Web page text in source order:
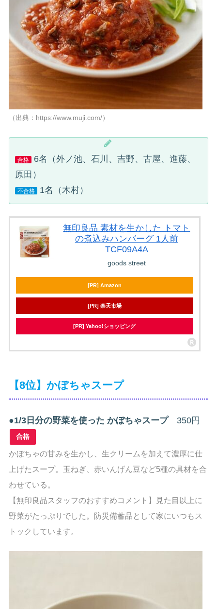
（出典：https://www.muji.com/）
合格
6名（外ノ池、石川、吉野、古屋、進藤、
原田）
不合格 1名（木村）
無印良品 素材を生かした トマト
の煮込みハンバーグ 1人前
TCF09A4A
goods street
[PR] Amazon
[PR] 楽天市場
[PR] Yahoo!ショッピング
【8位】かぼちゃスープ
●1/3日分の野菜を使った かぼちゃスープ350円
合格
かぼちゃの甘みを生かし、生クリームを加えて濃厚に仕
上げたスープ。玉ねぎ、赤いんげん豆など5種の具材を合
わせている。
【無印良品スタッフのおすすめコメント】見た目以上に
野菜がたっぷりでした。防災備蓄品として家にいつもス
トックしています。